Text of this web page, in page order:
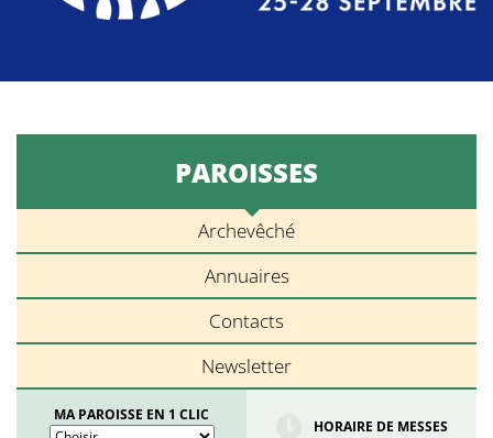
PAROISSES
Archevêché
Annuaires
Contacts
Newsletter
MA PAROISSE EN 1 CLIC
HORAIRE DE MESSES